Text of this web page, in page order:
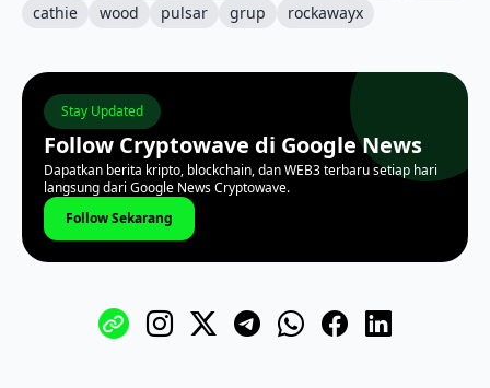
cathie
wood pulsar grup rockawayx
Stay Updated
Follow Cryptowave di Google News
Dapatkan berita kripto, blockchain, dan WEB3 terbaru setiap hari
langsung dari Google News Cryptowave.
Follow Sekarang